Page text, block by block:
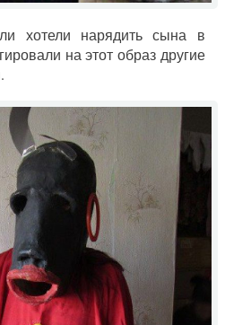
хотели нарядить сына в
на этот образ другие